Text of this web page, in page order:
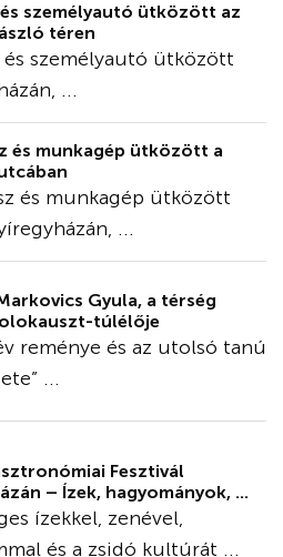
személyautó ütközött az
téren
és személyautó ütközött
...
és munkagép ütközött a
és munkagép ütközött
...
Gyula, a térség
túlélője
reménye és az utolsó tanú
...
Fesztivál
– Ízek, hagyományok, ...
ízekkel, zenével,
és a zsidó kultúrát ...